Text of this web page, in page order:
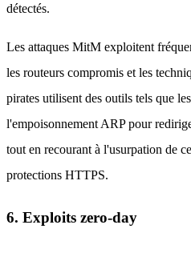
détectés.
Les attaques MitM exploitent
les routeurs compromis et les
pirates utilisent des outils tels que
l'empoisonnement ARP pour
tout en recourant à l'usurpation de
protections HTTPS.
6. Exploits zero-day